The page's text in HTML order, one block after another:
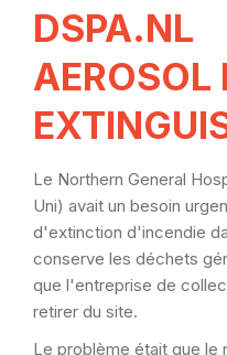
DSPA.NL
AEROSOL
Le Northern General
Uni) avait un besoin
d'extinction d'incendie
conserve les déchets
que l'entreprise de
retirer du site.
Le problème était que le